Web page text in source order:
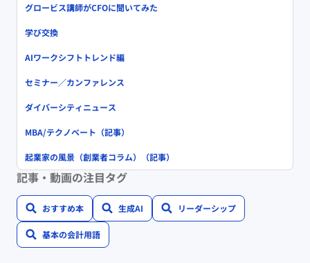
グロービス講師がCFOに聞いてみた
学び交換
AIワークシフトトレンド編
セミナー／カンファレンス
ダイバーシティニュース
MBA/テクノベート（記事）
起業家の風景（創業者コラム）（記事）
記事・動画の注目タグ
おすすめ本 生成AI リーダーシップ
基本の会計用語